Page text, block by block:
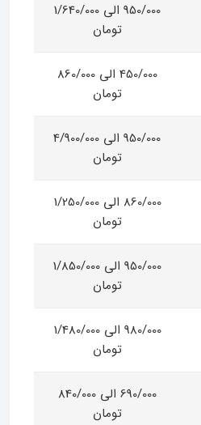
950/000 الی 1/640/000
تومان
450/000 الی 860/000
تومان
950/000 الی 4/900/000
تومان
860/000 الی 1/250/000
تومان
950/000 الی 1/850/000
تومان
980/000 الی 1/480/000
تومان
690/000 الی 840/000
تومان